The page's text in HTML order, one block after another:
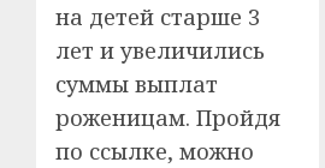
на детей старше 3
лет и увеличились
суммы выплат
роженицам. Пройдя
по ссылке, можно